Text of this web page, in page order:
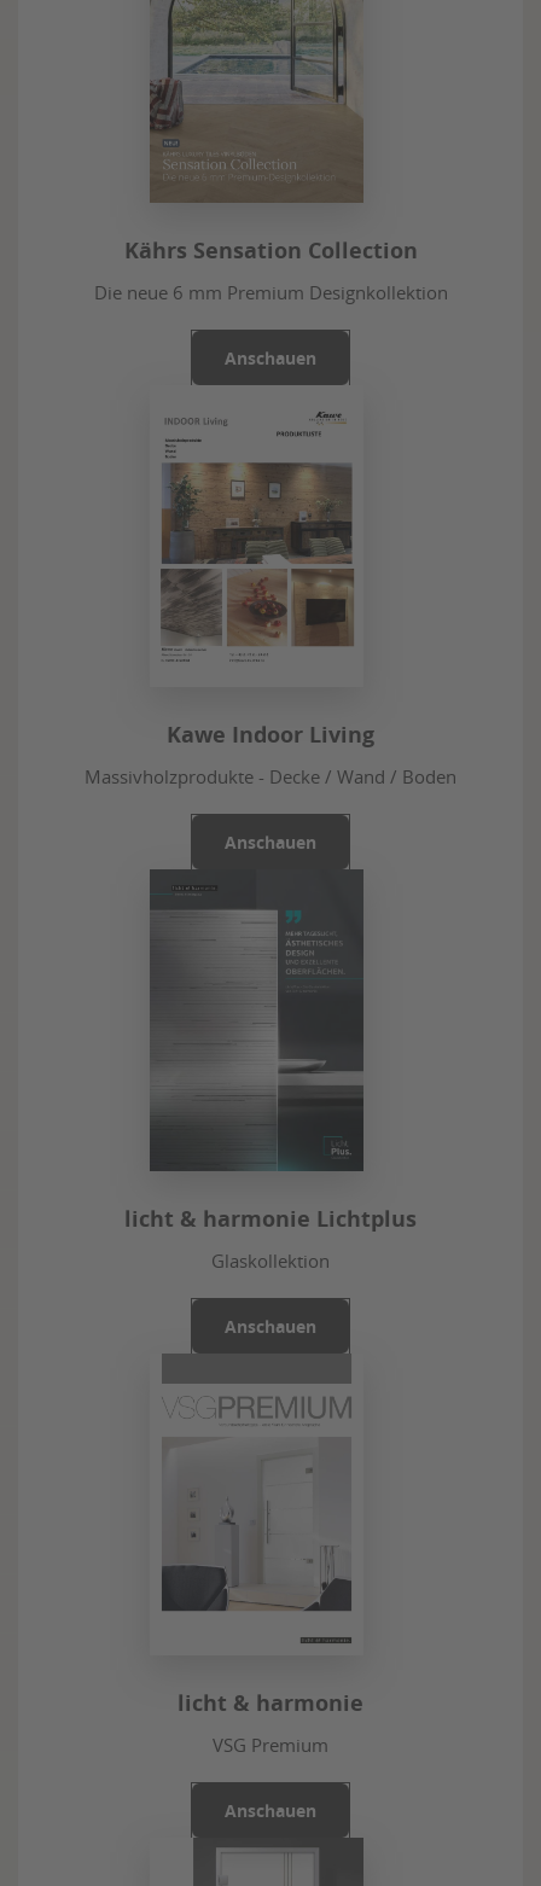
Kährs Sensation Collection
Die neue 6 mm Premium Designkollektion
Anschauen
Kawe Indoor Living
Massivholzprodukte - Decke / Wand / Boden
Anschauen
licht & harmonie Lichtplus
Glaskollektion
Anschauen
licht & harmonie
VSG Premium
Anschauen